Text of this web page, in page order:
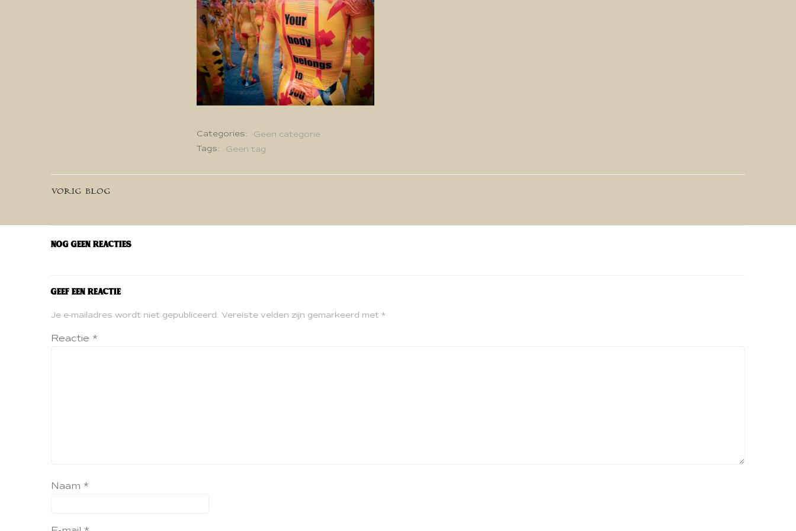
Categories:
Geen categorie
Tags:
Geen tag
Bericht
navigatie
VORIG BLOG
Nog geen reacties
Geef een reactie
Je e-mailadres wordt niet gepubliceerd. Vereiste velden zijn gemarkeerd met *
Reactie *
Naam *